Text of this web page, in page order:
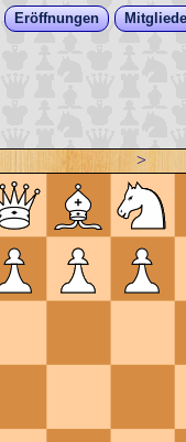
Eröffnungen
>